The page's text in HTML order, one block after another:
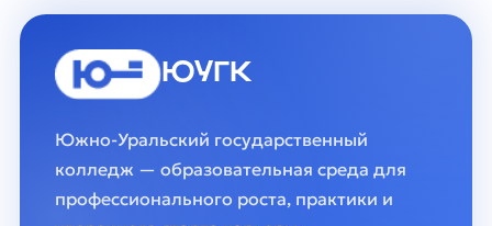
ЮУГК
Южно-Уральский государственный
колледж — образовательная среда для
профессионального роста, практики и